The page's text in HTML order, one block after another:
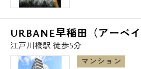
URBANE早稲田（アーベイ
江戸川橋駅 徒歩5分
マンション